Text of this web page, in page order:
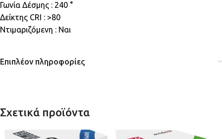
Γωνία Δέσμης : 240 °
Δείκτης CRI : >80
Ντιμαριζόμενη : Ναι
Επιπλέον πληροφορίες
Σχετικά προϊόντα